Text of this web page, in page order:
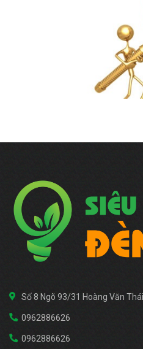
Số 8 Ngõ 93/31 Hoàng Văn
0962886626
0962886626